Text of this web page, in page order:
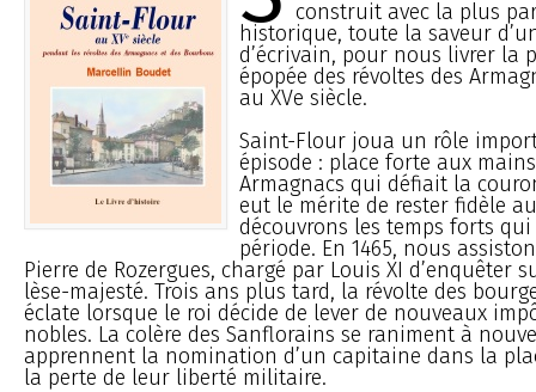
construit avec la plus
historique, toute la saveur
d’écrivain, pour nous livrer la
épopée des révoltes des
au XVe siècle.
Saint-Flour joua un rôle
épisode : place forte aux
Armagnacs qui défiait la
eut le mérite de rester fidèle
découvrons les temps forts
période. En 1465, nous
Pierre de Rozergues, chargé par Louis XI d’enquêter
lèse-majesté. Trois ans plus tard, la révolte des
éclate lorsque le roi décide de lever de nouveaux
nobles. La colère des Sanflorains se raniment à
apprennent la nomination d’un capitaine dans la
la perte de leur liberté militaire.